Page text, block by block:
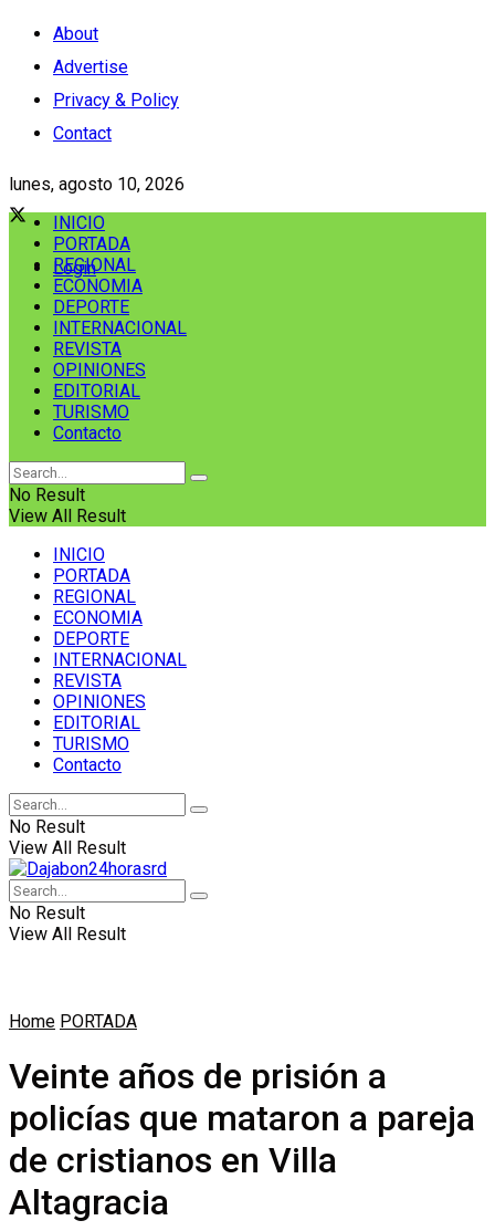
About
Advertise
Privacy & Policy
Contact
lunes, agosto 10, 2026
Login
INICIO
PORTADA
REGIONAL
ECONOMIA
DEPORTE
INTERNACIONAL
REVISTA
OPINIONES
EDITORIAL
TURISMO
Contacto
No Result
View All Result
INICIO
PORTADA
REGIONAL
ECONOMIA
DEPORTE
INTERNACIONAL
REVISTA
OPINIONES
EDITORIAL
TURISMO
Contacto
No Result
View All Result
No Result
View All Result
Home PORTADA
Veinte años de prisión a
policías que mataron a pareja
de cristianos en Villa
Altagracia